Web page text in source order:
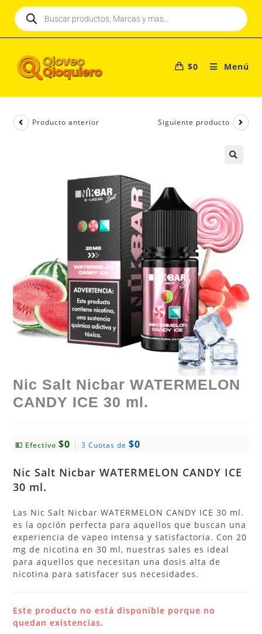
$0 Menú
Producto anterior Siguiente producto
Nic Salt Nicbar WATERMELON
CANDY ICE 30 ml.
💵 Efectivo$0 | 3 Cuotas de$0
Nic Salt Nicbar WATERMELON CANDY ICE
30 ml.
Las Nic Salt Nicbar WATERMELON CANDY ICE 30 ml.
es la opción perfecta para aquellos que buscan una
experiencia de vapeo intensa y satisfactoria. Con 20
mg de nicotina en 30 ml, nuestras sales es ideal
para aquellos que necesitan una dosis alta de
nicotina para satisfacer sus necesidades.
Este producto no está disponible porque no
quedan existencias.